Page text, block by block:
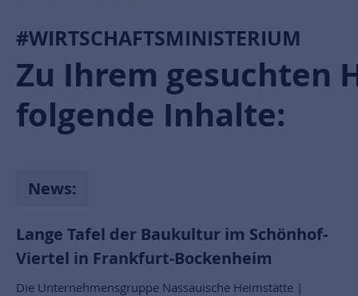
#WIRTSCHAFTSMINISTERIUM
Zu Ihrem gesuchten
folgende Inhalte:
News:
Lange Tafel der Baukultur im Schönhof-
Viertel in Frankfurt-Bockenheim
Die Unternehmensgruppe Nassauische Heimstätte |